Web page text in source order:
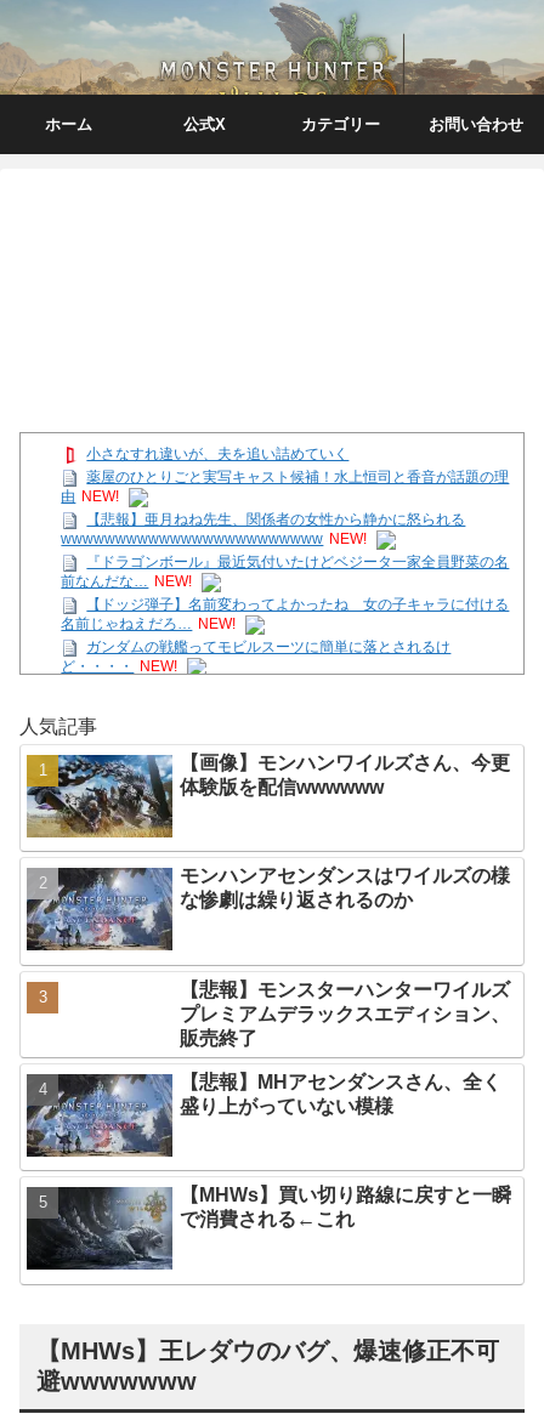
ホーム 公式X カテゴリー お問い合わせ
小さなすれ違いが、夫を追い詰めていく
薬屋のひとりごと実写キャスト候補！水上恒司と香音が話題の理
由 NEW!
【悲報】亜月ねね先生、関係者の女性から静かに怒られる
wwwwwwwwwwwwwwwwwwwwwwww NEW!
『ドラゴンボール』最近気付いたけどベジータ一家全員野菜の名
前なんだな… NEW!
【ドッジ弾子】名前変わってよかったね 女の子キャラに付ける
名前じゃねえだろ… NEW!
ガンダムの戦艦ってモビルスーツに簡単に落とされるけ
ど・・・・
NEW!
【ガークリ】正統派だけど、デッッッカって感じの水着のマネ、
ラファエ口、セッシュウへの反応！！！
NEW!
「トモダチコレクションわくわく生活」794万本 NEW!
【テトリス９９/参加型】ほんの30分だけの時間。
【7/27～8/2ファミ通週販】「スプラトゥーン レイダース」2週連
続1位！ほか新作に「ほの暮しの庭
Powered by livedoor 相互RSS
人気記事
【画像】モンハンワイルズさん、今更
体験版を配信wwwwww
モンハンアセンダンスはワイルズの様
な惨劇は繰り返されるのか
【悲報】モンスターハンターワイルズ
プレミアムデラックスエディション、
販売終了
【悲報】MHアセンダンスさん、全く
盛り上がっていない模様
【MHWs】買い切り路線に戻すと一瞬
で消費される←これ
【MHWs】王レダウのバグ、爆速修正不可
避wwwwwww